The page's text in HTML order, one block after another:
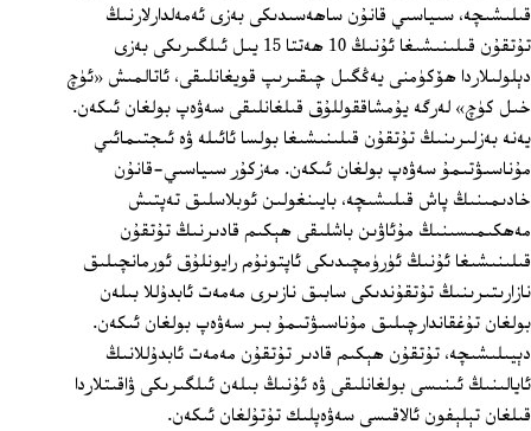
قىلىشىچە، سىياسىي قانۇن ساھەسىدىكى بەزى ئەمەلدارلارنىڭ
تۇتقۇن قىلىنىشىغا ئۇنىڭ 10 ھەتتا 15 يىل ئىلگىرىكى بەزى
دېلولىلاردا ھۆكۈمنى يەڭگىل چىقىرىپ قويغانلىقى، ئاتالمىش «ئۈچ
خىل كۈچ» لەرگە يۇمشاققوللۇق قىلغانلىقى سەۋەپ بولغان ئىكەن.
يەنە بەزلىرىنىڭ تۇتقۇن قىلىنىشىغا بولسا ئائىلە ۋە ئىجتىمائىي
مۇناسىۋتىمۇ سەۋەپ بولغان ئىكەن. مەزكۇر سىياسىي-قانۇن
خادىمىنىڭ پاش قىلىشىچە، بايىنغولىن ئوبلاسلىق تەپتىش
مەھكىمىسىنىڭ مۇئاۋىن باشلىقى ھېكىم قادىرنىڭ تۇتقۇن
قىلىنىشىغا ئۇنىڭ ئۈرۈمچىدىكى ئاپتونۇم رايونلۇق ئورمانچىلىق
نازارىتىرىنىڭ تۇتقۇندىكى سابىق نازىرى مەمەت ئابدۇللا بىلەن
بولغان تۇغقاندارچىلىق مۇناسىۋتىمۇ بىر سەۋەپ بولغان ئىكەن.
دېيىلىشىچە، تۇتقۇن ھېكىم قادىر تۇتقۇن مەمەت ئابدۇللانىڭ
ئايالىنىڭ ئىنىسى بولغانلىقى ۋە ئۇنىڭ بىلەن ئىلگىرىكى ۋاقىتلاردا
قىلغان تېلېفون ئالاقىسى سەۋەپلىك تۇتۇلغان ئىكەن.